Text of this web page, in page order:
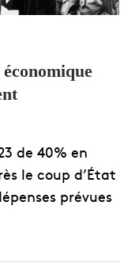
de 40% en
le coup d’État
prévues